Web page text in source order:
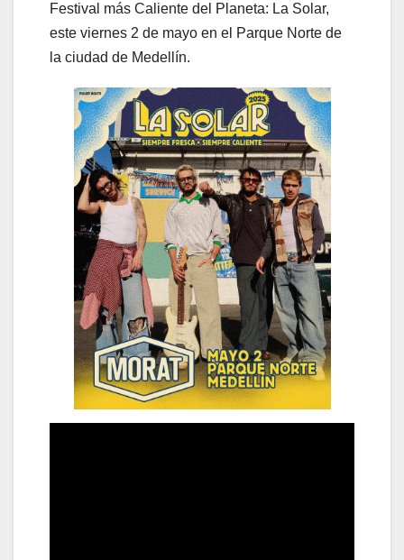
Festival más Caliente del Planeta: La Solar,
este viernes 2 de mayo en el Parque Norte de
la ciudad de Medellín.